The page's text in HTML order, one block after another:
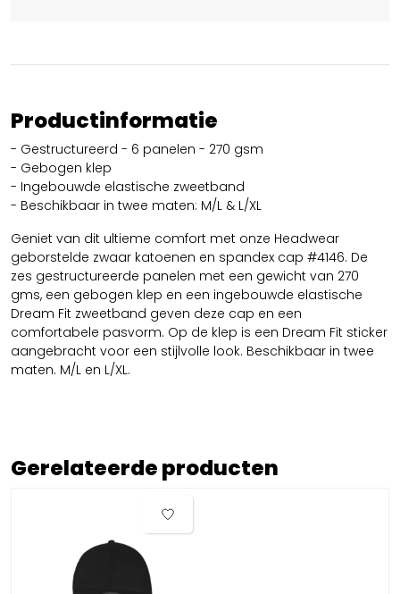
Productinformatie
- Gestructureerd - 6 panelen - 270 gsm
- Gebogen klep
- Ingebouwde elastische zweetband
- Beschikbaar in twee maten: M/L & L/XL
Geniet van dit ultieme comfort met onze Headwear
geborstelde zwaar katoenen en spandex cap #4146. De
zes gestructureerde panelen met een gewicht van 270
gms, een gebogen klep en een ingebouwde elastische
Dream Fit zweetband geven deze cap en een
comfortabele pasvorm. Op de klep is een Dream Fit sticker
aangebracht voor een stijlvolle look. Beschikbaar in twee
maten. M/L en L/XL.
Gerelateerde producten